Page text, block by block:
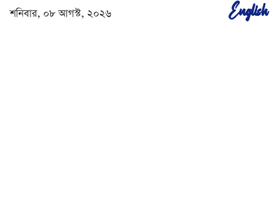
শনিবার, ০৮ আগস্ট, ২০২৬ English